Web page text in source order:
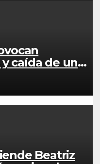
caída de un
en
Beatriz